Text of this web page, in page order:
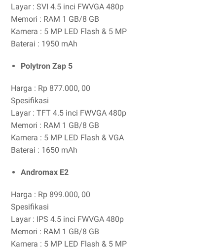
Layar : SVI 4.5 inci FWVGA 480p
Memori : RAM 1 GB/8 GB
Kamera : 5 MP LED Flash & 5 MP
Baterai : 1950 mAh
Polytron Zap 5
Harga : Rp 877.000, 00
Spesifikasi
Layar : TFT 4.5 inci FWVGA 480p
Memori : RAM 1 GB/8 GB
Kamera : 5 MP LED Flash & VGA
Baterai : 1650 mAh
Andromax E2
Harga : Rp 899.000, 00
Spesifikasi
Layar : IPS 4.5 inci FWVGA 480p
Memori : RAM 1 GB/8 GB
Kamera : 5 MP LED Flash & 5 MP